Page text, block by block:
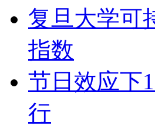
复旦大学可
指数
节日效应下
行